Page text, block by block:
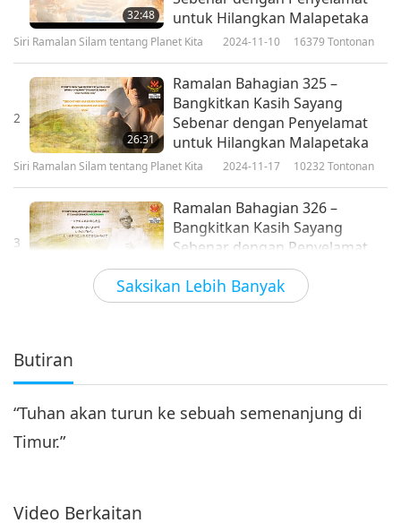
Saksikan Lebih Banyak
32:48
untuk Hilangkan Malapetaka
Siri Ramalan Silam tentang Planet Kita 2024-11-10 16379 Tontonan
2
26:31
Ramalan Bahagian 325 –
Bangkitkan Kasih Sayang
Sebenar dengan Penyelamat
untuk Hilangkan Malapetaka
Siri Ramalan Silam tentang Planet Kita 2024-11-17 10232 Tontonan
3
Ramalan Bahagian 326 –
Bangkitkan Kasih Sayang
Sebenar dengan Penyelamat
untuk Hilangkan Malapetaka
Siri Ramalan Silam tentang Planet Kita 2024-11-24 9485
4
22:53
untuk Hilangkan Malapetaka
Siri Ramalan Silam tentang Planet Kita 2024-12-01 8842Tontonan
25:12
Butiran
“Tuhan akan turun ke sebuah semenanjung di
Timur.”
Video Berkaitan